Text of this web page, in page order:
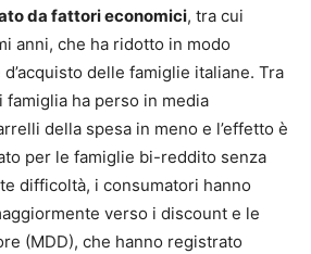
da fattori economici, tra cui
anni, che ha ridotto in modo
delle famiglie italiane. Tra
famiglia ha perso in media
della spesa in meno e l’effetto è
per le famiglie bi-reddito senza
difficoltà, i consumatori hanno
verso i discount e le
(MDD), che hanno registrato